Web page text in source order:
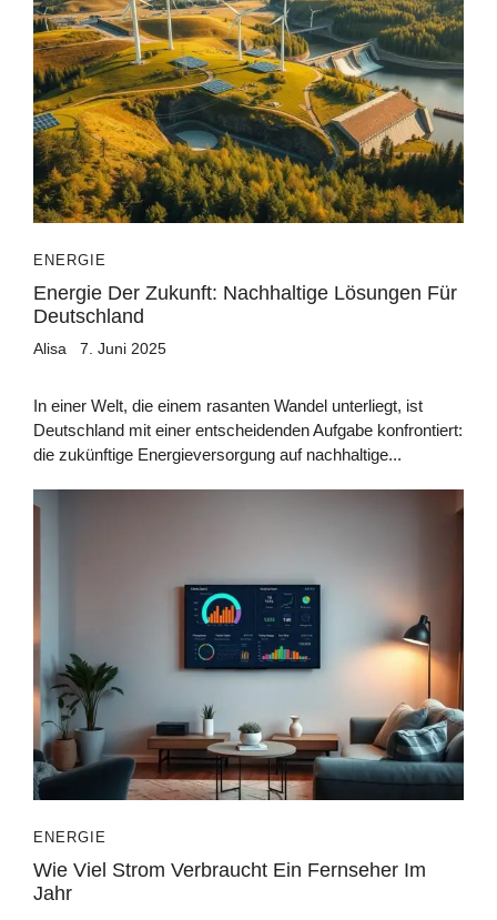
ENERGIE
Energie Der Zukunft: Nachhaltige Lösungen Für
Deutschland
Alisa 7. Juni 2025
In einer Welt, die einem rasanten Wandel unterliegt, ist
Deutschland mit einer entscheidenden Aufgabe konfrontiert:
die zukünftige Energieversorgung auf nachhaltige...
ENERGIE
Wie Viel Strom Verbraucht Ein Fernseher Im
Jahr